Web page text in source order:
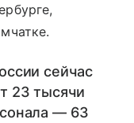
сейчас
23 тысячи
— 63